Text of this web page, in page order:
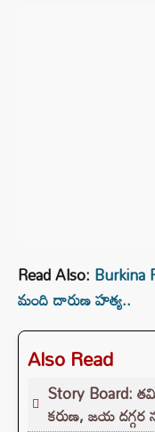
Read Also:
మంది దారుణ హత్య..
Also Read
Story Board:
కరుణ, జయ